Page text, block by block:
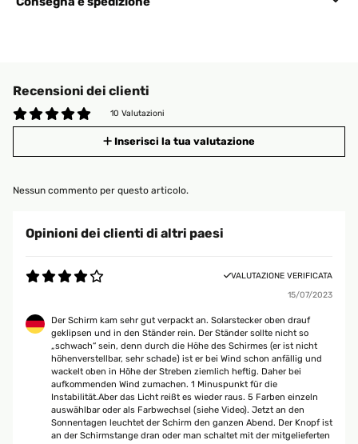
Recensioni dei clienti
10 Valutazioni
Inserisci la tua valutazione
Nessun commento per questo articolo.
Opinioni dei clienti di altri paesi
VALUTAZIONE VERIFICATA
15/07/2023
Der Schirm kam sehr gut verpackt an. Solarstecker oben drauf
geklipsen und in den Ständer rein. Der Ständer sollte nicht so
„schwach“ sein, denn durch die Höhe des Schirmes (er ist nicht
höhenverstellbar, sehr schade) ist er bei Wind schon anfällig und
wackelt oben in Höhe der Streben ziemlich heftig. Daher bei
aufkommenden Wind zumachen. 1 Minuspunkt für die
Instabilität.Aber das Licht reißt es wieder raus. 5 Farben einzeln
auswählbar oder als Farbwechsel (siehe Video). Jetzt an den
Sonnentagen leuchtet der Schirm den ganzen Abend. Der Knopf ist
an der Schirmstange dran oder man schaltet mit der mitgelieferten